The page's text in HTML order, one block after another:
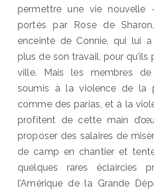
permettre une vie nouvelle
portés par Rose de
enceinte de Connie, qui lui a
plus de son travail, pour qu’ils
ville. Mais les membres
soumis à la violence de la
comme des parias, et à la
profitent de cette main
proposer des salaires de
de camp en chantier et
quelques rares éclaircies
l’Amérique de la Grande